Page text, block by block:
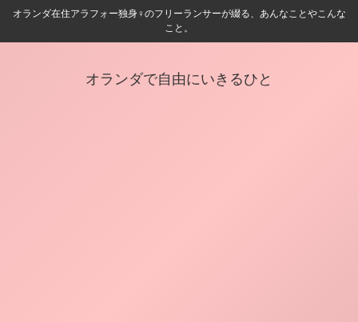
オランダ在住アラフォー独身♀️のフリーランサーが綴る、あんなことやこんな
こと。
オランダで自由にいきるひと